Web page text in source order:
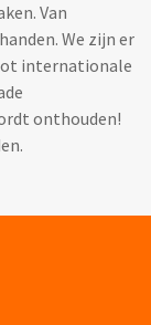
op
Van
We zijn er
internationale
onthouden!